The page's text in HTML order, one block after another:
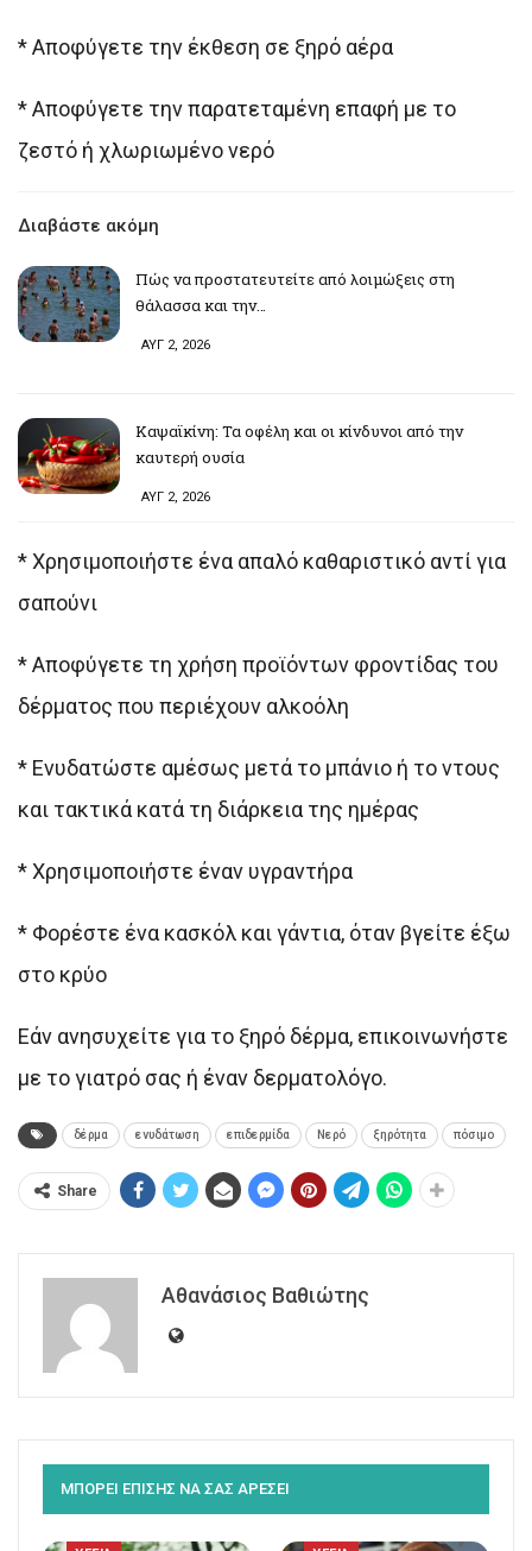
* Αποφύγετε την έκθεση σε ξηρό αέρα
* Αποφύγετε την παρατεταμένη επαφή με το
ζεστό ή χλωριωμένο νερό
Διαβάστε ακόμη
Πώς να προστατευτείτε από λοιμώξεις στη
θάλασσα και την…
ΑΥΓ 2, 2026
Καψαϊκίνη: Τα οφέλη και οι κίνδυνοι από την
καυτερή ουσία
ΑΥΓ 2, 2026
* Χρησιμοποιήστε ένα απαλό καθαριστικό αντί για
σαπούνι
* Αποφύγετε τη χρήση προϊόντων φροντίδας του
δέρματος που περιέχουν αλκοόλη
* Ενυδατώστε αμέσως μετά το μπάνιο ή το ντους
και τακτικά κατά τη διάρκεια της ημέρας
* Χρησιμοποιήστε έναν υγραντήρα
* Φορέστε ένα κασκόλ και γάντια, όταν βγείτε έξω
στο κρύο
Εάν ανησυχείτε για το ξηρό δέρμα, επικοινωνήστε
με το γιατρό σας ή έναν δερματολόγο.
δέρμα ενυδάτωση επιδερμίδα Νερό ξηρότητα πόσιμο
Share
Αθανάσιος Βαθιώτης
ΜΠΟΡΕΙ ΕΠΙΣΗΣ ΝΑ ΣΑΣ ΑΡΕΣΕΙ